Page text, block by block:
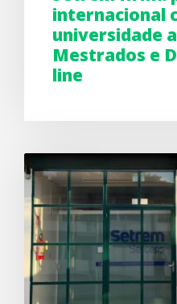
internacional
universidade
Mestrados e
line